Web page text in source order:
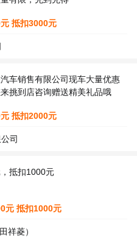
元 抵扣3000元
车销售有限公司现车大量优惠
挑到店咨询赠送精美礼品哦
元 抵扣2000元
司
抵扣1000元
元 抵扣1000元
祥菱）